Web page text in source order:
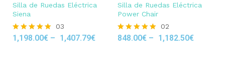
Silla de Ruedas Eléctrica
Siena
Rated
03
1,198.00€ – 1,407.79€
Silla de Ruedas Eléctrica
Power Chair
Rated
02
848.00€ – 1,182.50€